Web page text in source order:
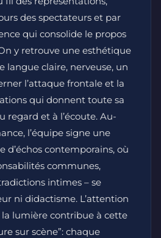
des spectateurs et par
qui consolide le propos
y retrouve une esthétique
langue claire, nerveuse, un
l’attaque frontale et la
qui donnent toute sa
regard et à l’écoute. Au-
l’équipe signe une
d’échos contemporains, où
communes,
intimes – se
ni didactisme. L’attention
la lumière contribue à cette
sur scène”: chaque